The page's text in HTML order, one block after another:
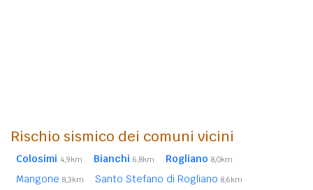
Rischio sismico dei comuni vicini
Colosimi 4,9km Bianchi 6,8km Rogliano 8,0km
Mangone 8,3km Santo Stefano di Rogliano 8,6km